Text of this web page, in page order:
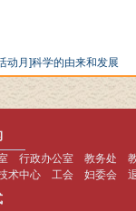
动月]科学的由来和发展
行政办公室 教务处
术中心
工会 妇委会